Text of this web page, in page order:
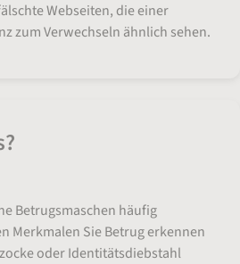
Webseiten, die einer
zum Verwechseln ähnlich sehen.
Betrugsmaschen häufig
Merkmalen Sie Betrug erkennen
oder Identitätsdiebstahl